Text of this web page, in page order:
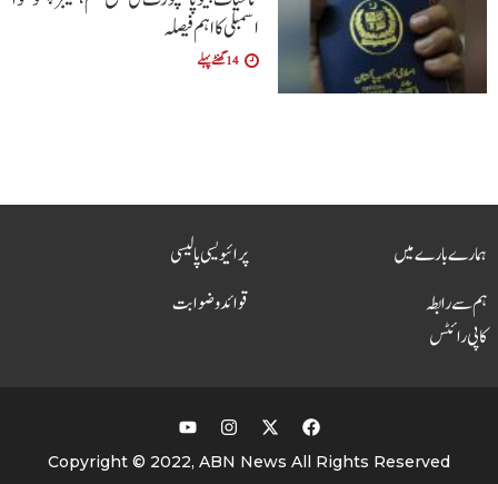
اسمبلی کا اہم فیصلہ
14 گھنٹے پہلے
ہمارے بارے میں
ہم سے رابطہ
پرائیویسی پالیسی
قوائد و ضوابت
کاپی رائٹس
Copyright © 2022, ABN News All Rights Reserved